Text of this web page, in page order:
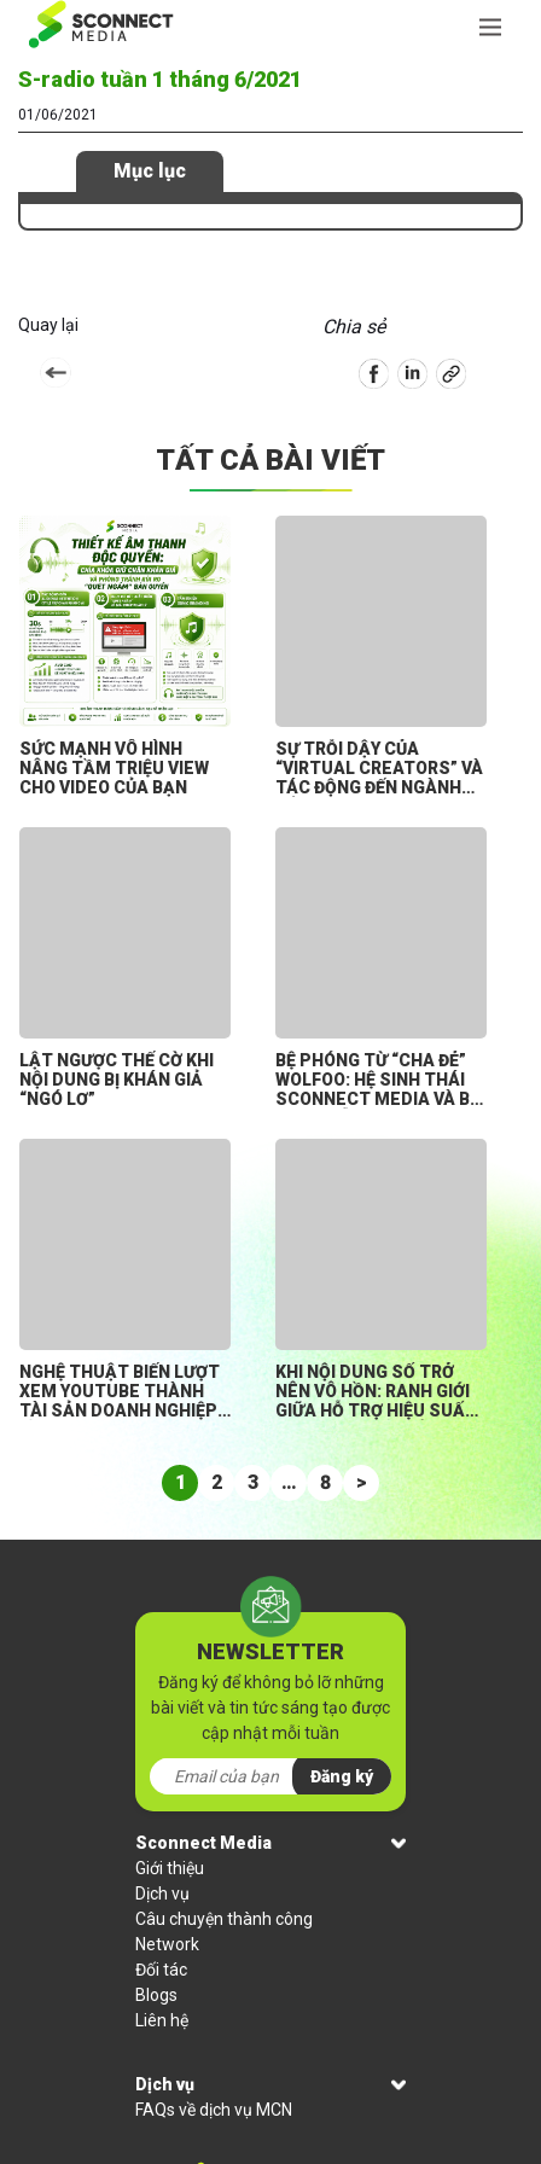
S-radio tuần 1 tháng 6/2021
01/06/2021
Mục lục
Quay lại Chia sẻ
TẤT CẢ BÀI VIẾT
SỨC MẠNH VÔ HÌNH
NÂNG TẦM TRIỆU VIEW
CHO VIDEO CỦA BẠN
SỰ TRỖI DẬY CỦA
“VIRTUAL CREATORS” VÀ
TÁC ĐỘNG ĐẾN NGÀNH
SỐ
LẬT NGƯỢC THẾ CỜ KHI
NỘI DUNG BỊ KHÁN GIẢ
“NGÓ LƠ”
BỆ PHÓNG TỪ “CHA ĐẺ”
WOLFOO: HỆ SINH THÁI
SCONNECT MEDIA VÀ BÀI
KHỞI NGHIỆP TỪ CON SỐ
NGHỆ THUẬT BIẾN LƯỢT
XEM YOUTUBE THÀNH
TÀI SẢN DOANH NGHIỆP
KHI NỘI DUNG SỐ TRỞ
NÊN VÔ HỒN: RANH GIỚI
GIỮA HỖ TRỢ HIỆU SUẤT
HAY ĐÁNH MẤT BẢN
1 2 3 … 8 >
NEWSLETTER
Đăng ký để không bỏ lỡ những
bài viết và tin tức sáng tạo được
cập nhật mỗi tuần
Đăng ký
Sconnect Media
Giới thiệu
Dịch vụ
Câu chuyện thành công
Network
Đối tác
Blogs
Liên hệ
Dịch vụ
FAQs về dịch vụ MCN